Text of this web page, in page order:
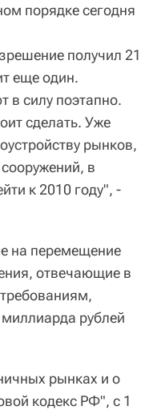
порядке сегодня
получил 21
еще один.
в силу поэтапно.
сделать. Уже
рынков,
в
к 2010 году", -
на перемещение
отвечающие в
миллиарда рублей
рынках и о
кодекс РФ", с 1